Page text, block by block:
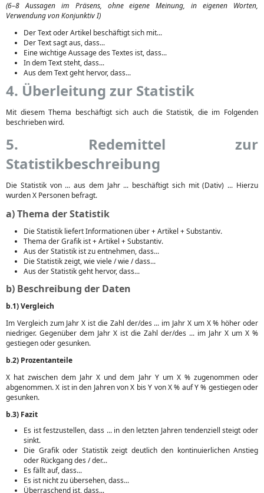
(6–8 Aussagen im Präsens, ohne eigene Meinung, in eigenen Worten,
Verwendung von Konjunktiv I)
Der Text oder Artikel beschäftigt sich mit...
Der Text sagt aus, dass...
Eine wichtige Aussage des Textes ist, dass...
In dem Text steht, dass...
Aus dem Text geht hervor, dass...
4. Überleitung zur Statistik
Mit diesem Thema beschäftigt sich auch die Statistik, die im Folgenden
beschrieben wird.
5. Redemittel zur
Statistikbeschreibung
Die Statistik von ... aus dem Jahr ... beschäftigt sich mit (Dativ) ... Hierzu
wurden X Personen befragt.
a) Thema der Statistik
Die Statistik liefert Informationen über + Artikel + Substantiv.
Thema der Grafik ist + Artikel + Substantiv.
Aus der Statistik ist zu entnehmen, dass...
Die Statistik zeigt, wie viele / wie / dass...
Aus der Statistik geht hervor, dass...
b) Beschreibung der Daten
b.1) Vergleich
Im Vergleich zum Jahr X ist die Zahl der/des ... im Jahr X um X % höher oder
niedriger. Gegenüber dem Jahr X ist die Zahl der/des ... im Jahr X um X %
gestiegen oder gesunken.
b.2) Prozentanteile
X hat zwischen dem Jahr X und dem Jahr Y um X % zugenommen oder
abgenommen. X ist in den Jahren von X bis Y von X % auf Y % gestiegen oder
gesunken.
b.3) Fazit
Es ist festzustellen, dass ... in den letzten Jahren tendenziell steigt oder
sinkt.
Die Grafik oder Statistik zeigt deutlich den kontinuierlichen Anstieg
oder Rückgang des / der...
Es fällt auf, dass...
Es ist nicht zu übersehen, dass...
Überraschend ist, dass...